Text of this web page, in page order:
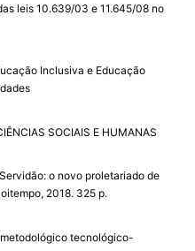
leis 10.639/03 e 11.645/08 no
Inclusiva e Educação
SOCIAIS E HUMANAS
o novo proletariado de
2018. 325 p.
tecnológico-